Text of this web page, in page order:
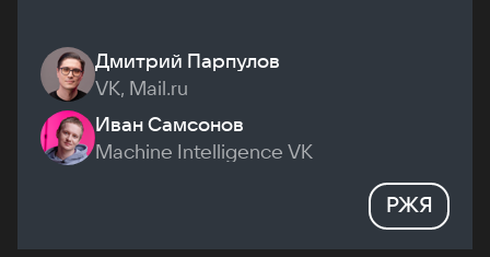
Дмитрий Парпулов
VK, Mail.ru
Иван Самсонов
Machine Intelligence VK
РЖЯ